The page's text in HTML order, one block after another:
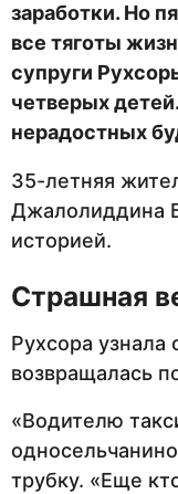
заработки. Но
все тяготы
супруги
четверых детей.
нерадостных
35-летняя
Джалолиддина
историей.
Страшная
Рухсора узнала
возвращалась
«Водителю
трубку. «Еще